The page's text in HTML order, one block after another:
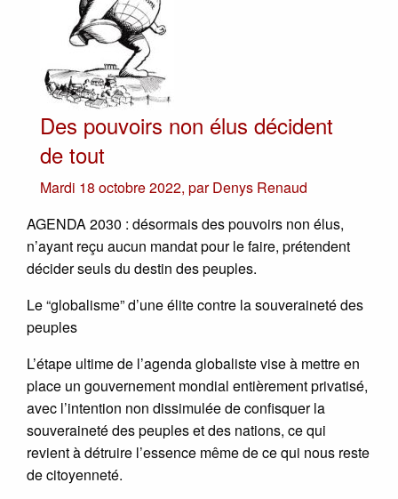
Des pouvoirs non élus décident
de tout
Mardi 18 octobre 2022, parDenys Renaud
AGENDA 2030 : désormais des pouvoirs non élus,
n’ayant reçu aucun mandat pour le faire, prétendent
décider seuls du destin des peuples.
Le “globalisme” d’une élite contre la souveraineté des
peuples
L’étape ultime de l’agenda globaliste vise à mettre en
place un gouvernement mondial entièrement privatisé,
avec l’intention non dissimulée de confisquer la
souveraineté des peuples et des nations, ce qui
revient à détruire l’essence même de ce qui nous reste
de citoyenneté.